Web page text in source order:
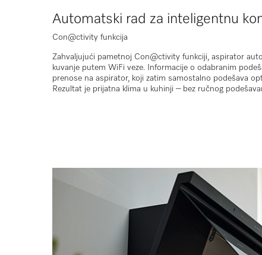
Automatski rad za inteligentnu
Con@ctivity funkcija
Zahvaljujući pametnoj Con@ctivity funkciji, aspirator
kuvanje putem WiFi veze. Informacije o odabranim
prenose na aspirator, koji zatim samostalno podešava
Rezultat je prijatna klima u kuhinji – bez ručnog